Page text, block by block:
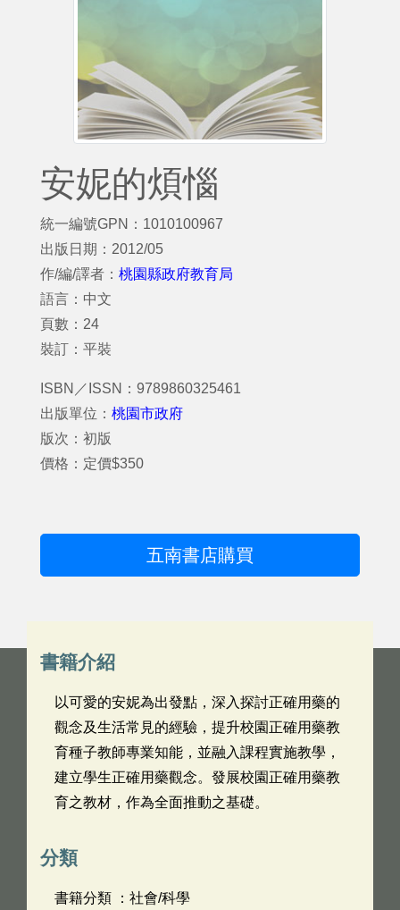
安妮的煩惱
統一編號GPN：1010100967
出版日期：2012/05
作/編/譯者： 桃園縣政府教育局
語言：中文
頁數：24
裝訂：平裝
ISBN／ISSN：9789860325461
出版單位： 桃園市政府
版次：初版
價格：定價$350
五南書店購買
書籍介紹
以可愛的安妮為出發點，深入探討正確用藥的
觀念及生活常見的經驗，提升校園正確用藥教
育種子教師專業知能，並融入課程實施教學，
建立學生正確用藥觀念。發展校園正確用藥教
育之教材，作為全面推動之基礎。
分類
書籍分類 ：社會/科學